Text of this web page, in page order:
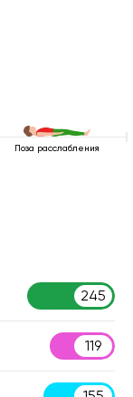
Поза расслабления
245
119